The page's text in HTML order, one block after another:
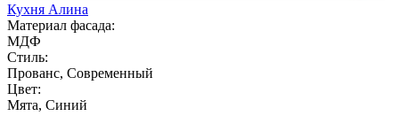
Кухня Алина
Материал фасада:
МДФ
Стиль:
Прованс, Современный
Цвет:
Мята, Синий